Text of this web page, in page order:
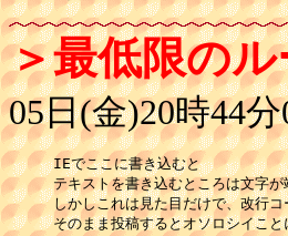
＞最低限の
05日(金)20時44
IEでここに書き込むと
テキストを書き込むところは文字
しかしこれは見た目だけで、改行
そのまま投稿するとオソロシイこ